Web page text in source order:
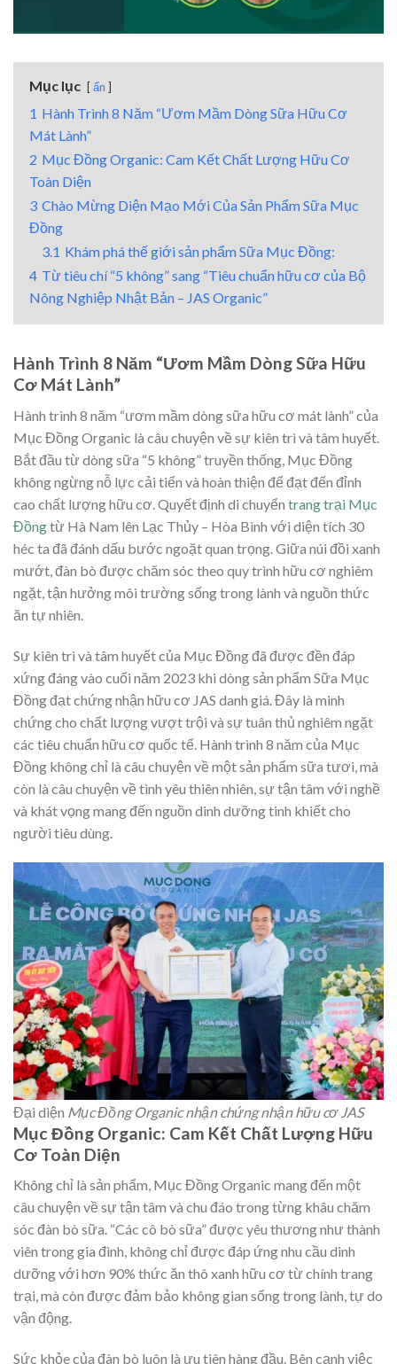
Mục lục ẩn
1 Hành Trình 8 Năm “Ươm Mầm Dòng Sữa Hữu Cơ
Mát Lành”
2 Mục Đồng Organic: Cam Kết Chất Lượng Hữu Cơ
Toàn Diện
3 Chào Mừng Diện Mạo Mới Của Sản Phẩm Sữa Mục
Đồng
3.1 Khám phá thế giới sản phẩm Sữa Mục Đồng:
4 Từ tiêu chí “5 không” sang “Tiêu chuẩn hữu cơ của Bộ
Nông Nghiệp Nhật Bản – JAS Organic”
Hành Trình 8 Năm “Ươm Mầm Dòng Sữa Hữu
Cơ Mát Lành”
Hành trình 8 năm “ươm mầm dòng sữa hữu cơ mát lành” của
Mục Đồng Organic là câu chuyện về sự kiên trì và tâm huyết.
Bắt đầu từ dòng sữa “5 không” truyền thống, Mục Đồng
không ngừng nỗ lực cải tiến và hoàn thiện để đạt đến đỉnh
cao chất lượng hữu cơ. Quyết định di chuyển trang trại Mục
Đồngtừ Hà Nam lên Lạc Thủy – Hòa Bình với diện tích 30
héc ta đã đánh dấu bước ngoặt quan trọng. Giữa núi đồi xanh
mướt, đàn bò được chăm sóc theo quy trình hữu cơ nghiêm
ngặt, tận hưởng môi trường sống trong lành và nguồn thức
ăn tự nhiên.
Sự kiên trì và tâm huyết của Mục Đồng đã được đền đáp
xứng đáng vào cuối năm 2023 khi dòng sản phẩm Sữa Mục
Đồng đạt chứng nhận hữu cơ JAS danh giá. Đây là minh
chứng cho chất lượng vượt trội và sự tuân thủ nghiêm ngặt
các tiêu chuẩn hữu cơ quốc tế. Hành trình 8 năm của Mục
Đồng không chỉ là câu chuyện về một sản phẩm sữa tươi, mà
còn là câu chuyện về tình yêu thiên nhiên, sự tận tâm với nghề
và khát vọng mang đến nguồn dinh dưỡng tinh khiết cho
người tiêu dùng.
Đại diện Mục Đồng Organic nhận chứng nhận hữu cơ JAS
Mục Đồng Organic: Cam Kết Chất Lượng Hữu
Cơ Toàn Diện
Không chỉ là sản phẩm, Mục Đồng Organic mang đến một
câu chuyện về sự tận tâm và chu đáo trong từng khâu chăm
sóc đàn bò sữa. “Các cô bò sữa” được yêu thương như thành
viên trong gia đình, không chỉ được đáp ứng nhu cầu dinh
dưỡng với hơn 90% thức ăn thô xanh hữu cơ từ chính trang
trại, mà còn được đảm bảo không gian sống trong lành, tự do
vận động.
Sức khỏe của đàn bò luôn là ưu tiên hàng đầu. Bên cạnh việc